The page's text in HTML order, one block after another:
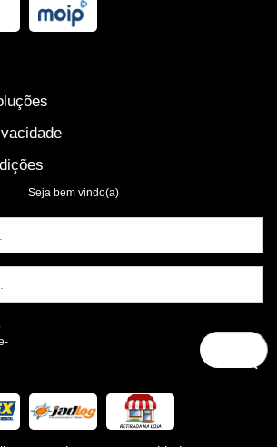
Seja bem vindo(a)